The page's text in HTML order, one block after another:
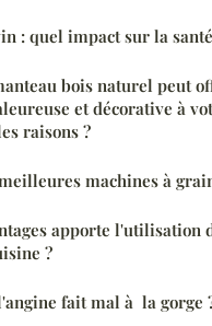
: quel impact sur la
bois naturel peut
et décorative à
raisons ?
machines à
apporte l'utilisation
?
fait mal à la gorge